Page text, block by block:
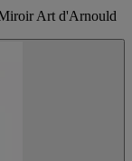
Art d'Arnould